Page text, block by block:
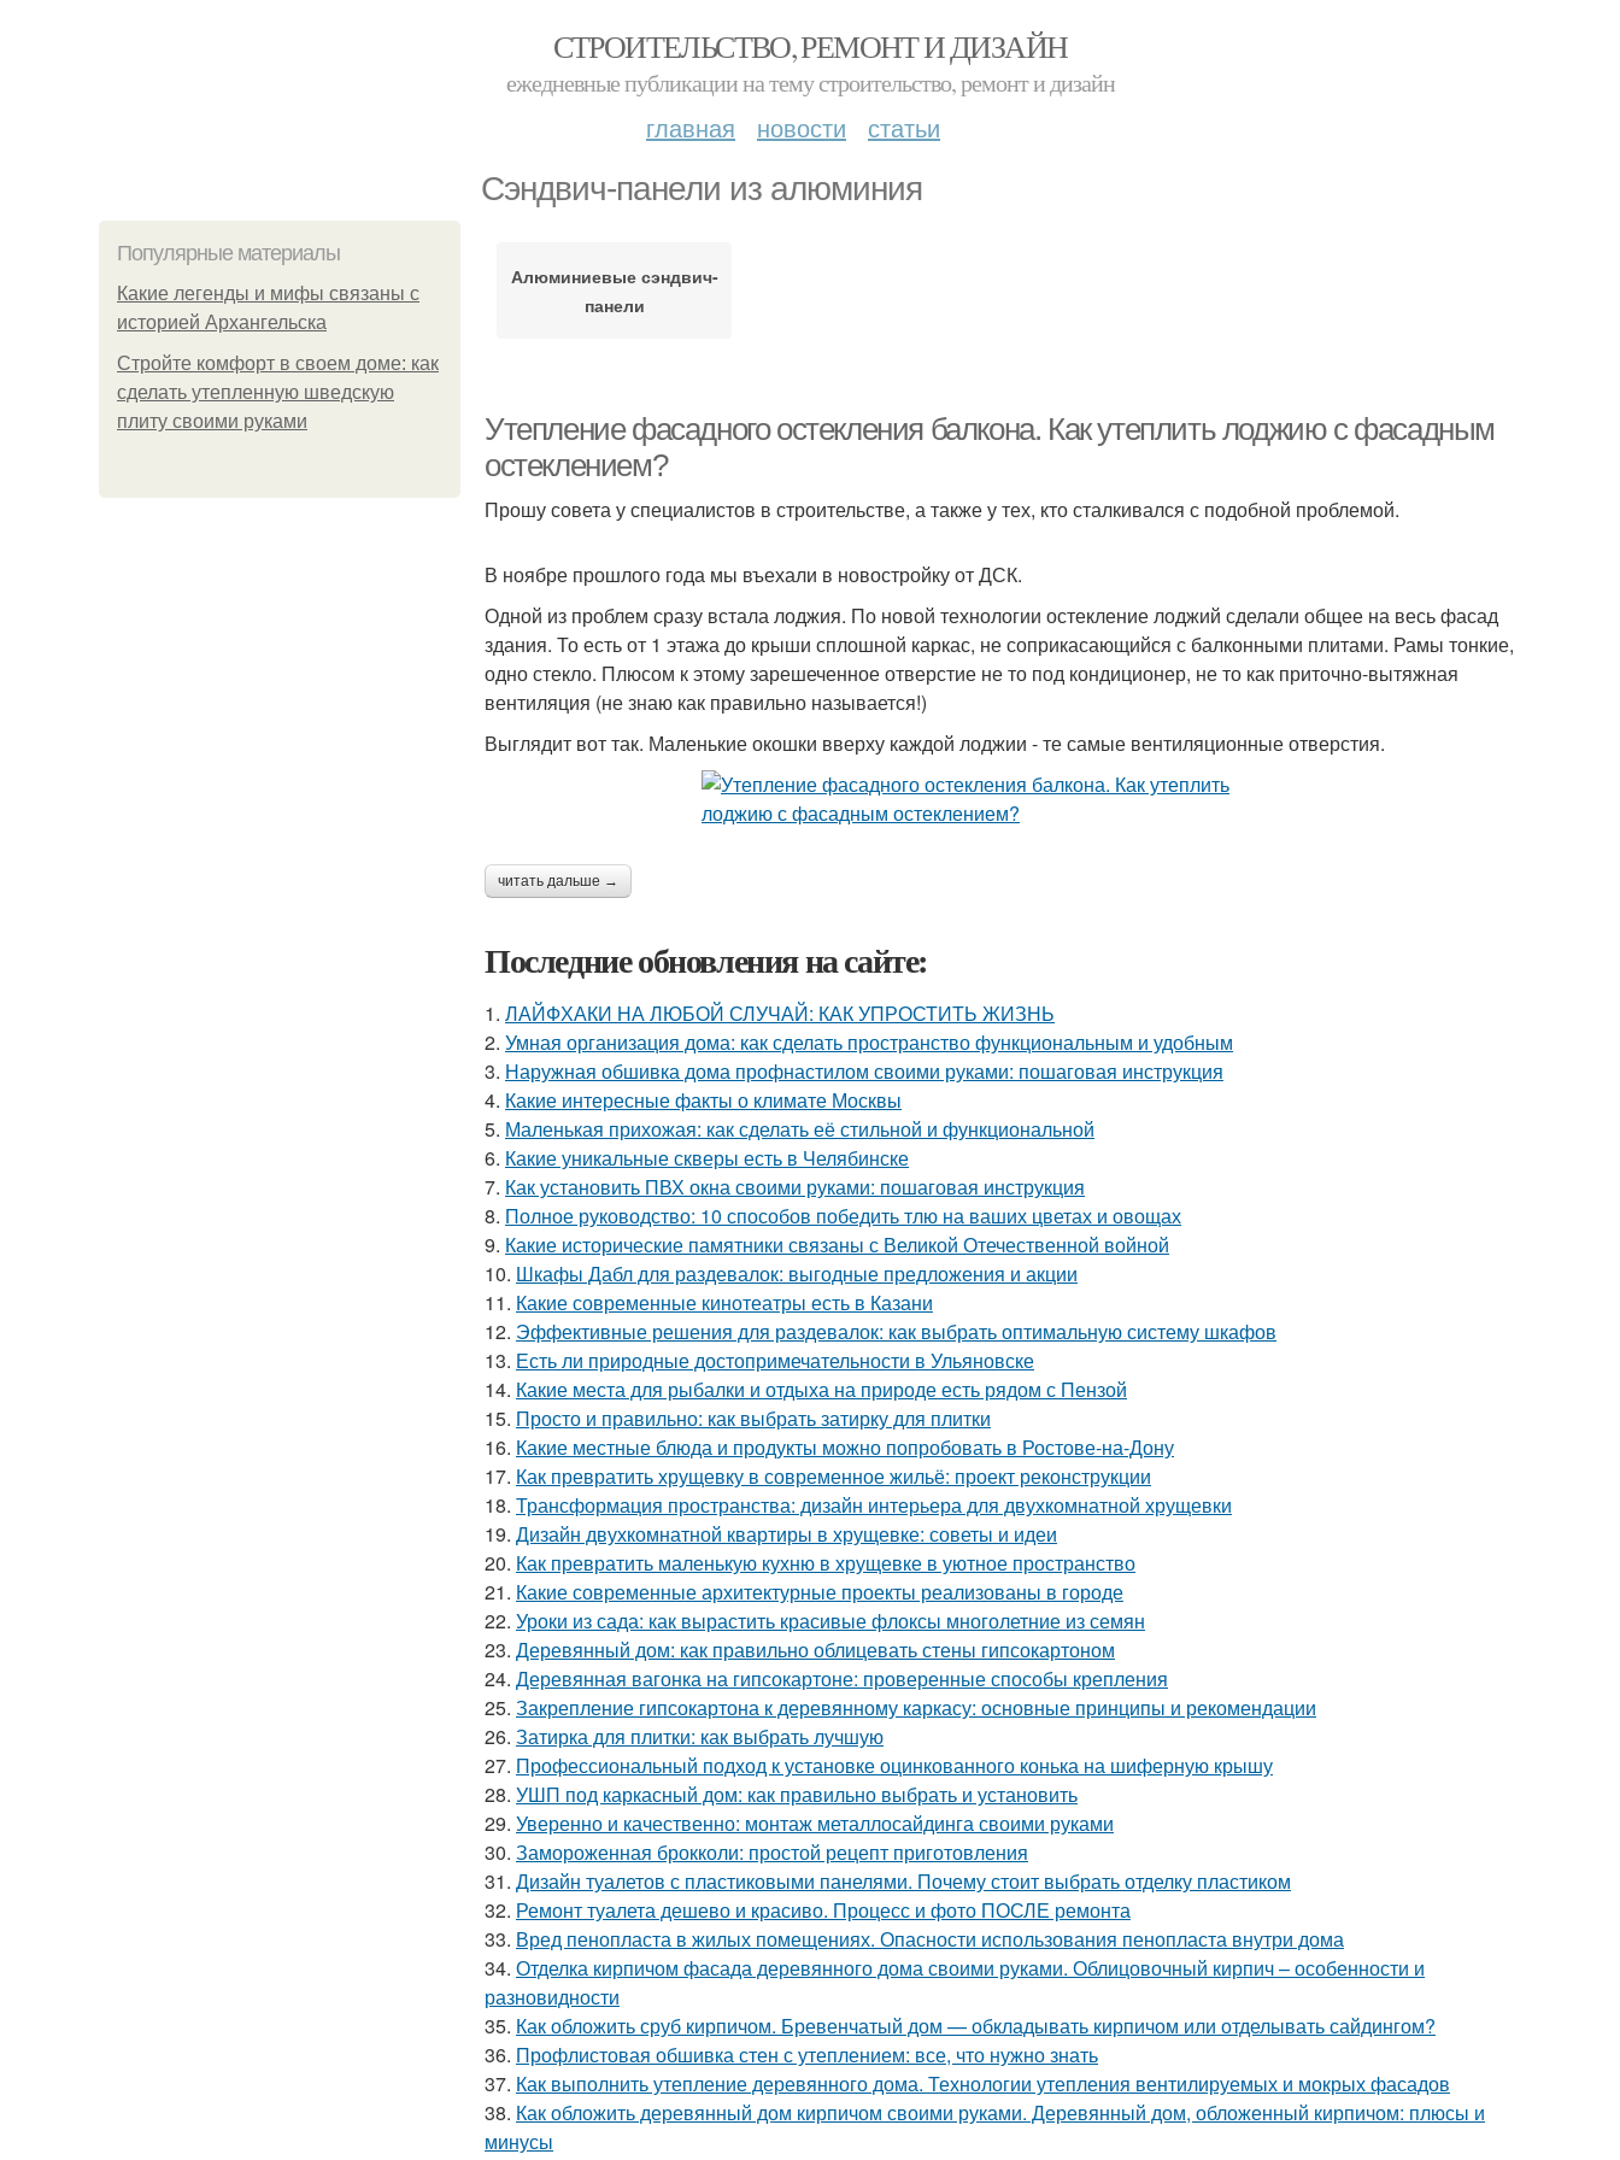
СТРОИТЕЛЬСТВО, РЕМОНТ И ДИЗАЙН
ежедневные публикации на тему строительство, ремонт и дизайн
главная новости статьи
Сэндвич-панели из алюминия
Популярные материалы
Какие легенды и мифы связаны с
историей Архангельска
Стройте комфорт в своем доме: как
сделать утепленную шведскую
плиту своими руками
Алюминиевые сэндвич-
панели
Утепление фасадного остекления балкона. Как утеплить лоджию с фасадным
остеклением?
Прошу совета у специалистов в строительстве, а также у тех, кто сталкивался с подобной проблемой.
В ноябре прошлого года мы въехали в новостройку от ДСК.
Одной из проблем сразу встала лоджия. По новой технологии остекление лоджий сделали общее на весь фасад
здания. То есть от 1 этажа до крыши сплошной каркас, не соприкасающийся с балконными плитами. Рамы тонкие,
одно стекло. Плюсом к этому зарешеченное отверстие не то под кондиционер, не то как приточно-вытяжная
вентиляция (не знаю как правильно называется!)
Выглядит вот так. Маленькие окошки вверху каждой лоджии - те самые вентиляционные отверстия.
читать дальше →
Последние обновления на сайте:
1. ЛАЙФХАКИ НА ЛЮБОЙ СЛУЧАЙ: КАК УПРОСТИТЬ ЖИЗНЬ
2. Умная организация дома: как сделать пространство функциональным и удобным
3. Наружная обшивка дома профнастилом своими руками: пошаговая инструкция
4. Какие интересные факты о климате Москвы
5. Маленькая прихожая: как сделать её стильной и функциональной
6. Какие уникальные скверы есть в Челябинске
7. Как установить ПВХ окна своими руками: пошаговая инструкция
8. Полное руководство: 10 способов победить тлю на ваших цветах и овощах
9. Какие исторические памятники связаны с Великой Отечественной войной
10. Шкафы Дабл для раздевалок: выгодные предложения и акции
11. Какие современные кинотеатры есть в Казани
12. Эффективные решения для раздевалок: как выбрать оптимальную систему шкафов
13. Есть ли природные достопримечательности в Ульяновске
14. Какие места для рыбалки и отдыха на природе есть рядом с Пензой
15. Просто и правильно: как выбрать затирку для плитки
16. Какие местные блюда и продукты можно попробовать в Ростове-на-Дону
17. Как превратить хрущевку в современное жильё: проект реконструкции
18. Трансформация пространства: дизайн интерьера для двухкомнатной хрущевки
19. Дизайн двухкомнатной квартиры в хрущевке: советы и идеи
20. Как превратить маленькую кухню в хрущевке в уютное пространство
21. Какие современные архитектурные проекты реализованы в городе
22. Уроки из сада: как вырастить красивые флоксы многолетние из семян
23. Деревянный дом: как правильно облицевать стены гипсокартоном
24. Деревянная вагонка на гипсокартоне: проверенные способы крепления
25. Закрепление гипсокартона к деревянному каркасу: основные принципы и рекомендации
26. Затирка для плитки: как выбрать лучшую
27. Профессиональный подход к установке оцинкованного конька на шиферную крышу
28. УШП под каркасный дом: как правильно выбрать и установить
29. Уверенно и качественно: монтаж металлосайдинга своими руками
30. Замороженная брокколи: простой рецепт приготовления
31. Дизайн туалетов с пластиковыми панелями. Почему стоит выбрать отделку пластиком
32. Ремонт туалета дешево и красиво. Процесс и фото ПОСЛЕ ремонта
33. Вред пенопласта в жилых помещениях. Опасности использования пенопласта внутри дома
34. Отделка кирпичом фасада деревянного дома своими руками. Облицовочный кирпич – особенности и
разновидности
35. Как обложить сруб кирпичом. Бревенчатый дом — обкладывать кирпичом или отделывать сайдингом?
36. Профлистовая обшивка стен с утеплением: все, что нужно знать
37. Как выполнить утепление деревянного дома. Технологии утепления вентилируемых и мокрых фасадов
38. Как обложить деревянный дом кирпичом своими руками. Деревянный дом, обложенный кирпичом: плюсы и
минусы